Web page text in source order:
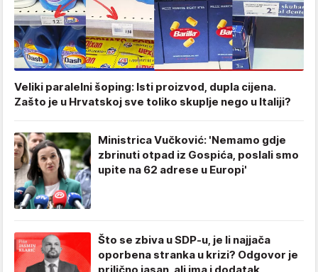
Veliki paralelni šoping: Isti proizvod, dupla cijena.
Zašto je u Hrvatskoj sve toliko skuplje nego u Italiji?
Ministrica Vučković: 'Nemamo gdje
zbrinuti otpad iz Gospića, poslali smo
upite na 62 adrese u Europi'
Što se zbiva u SDP-u, je li najjača
oporbena stranka u krizi? Odgovor je
prilično jasan, ali ima i dodatak